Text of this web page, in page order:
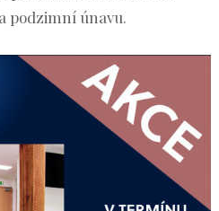
podzimní únavu.